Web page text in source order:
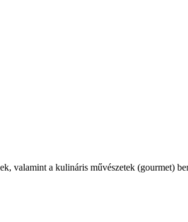
valamint a kulináris művészetek (gourmet)